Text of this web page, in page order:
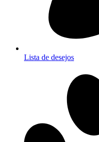
Lista de desejos